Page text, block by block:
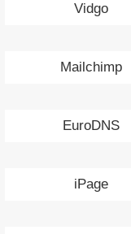
Vidgo
Mailchimp
EuroDNS
iPage